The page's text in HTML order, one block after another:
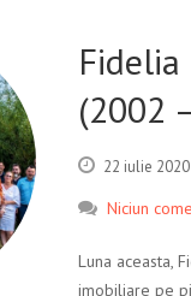
(2002
22 iulie 2020
Niciun
Luna aceasta,
imobiliare pe